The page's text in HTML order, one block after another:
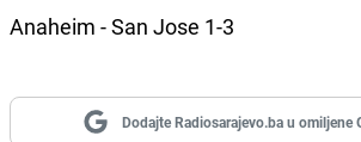
Anaheim - San Jose 1-3
Dodajte Radiosarajevo.ba u omiljene